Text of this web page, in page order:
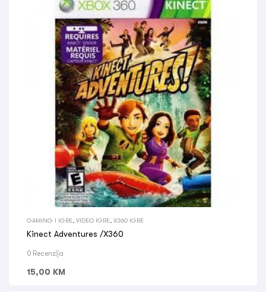
GAMING I IGRE VIDEO IGRE X360 IGRE
Kinect Adventures /X360
0 Recenzija
15,00 KM